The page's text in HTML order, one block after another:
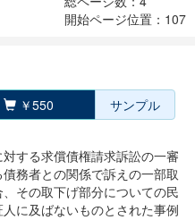
開始ページ位置：107
￥550 サンプル
する求償債権請求訴訟の一審
務者との関係で訴えの一部取
その取下げ部分についての民
に及ばないものとされた事例